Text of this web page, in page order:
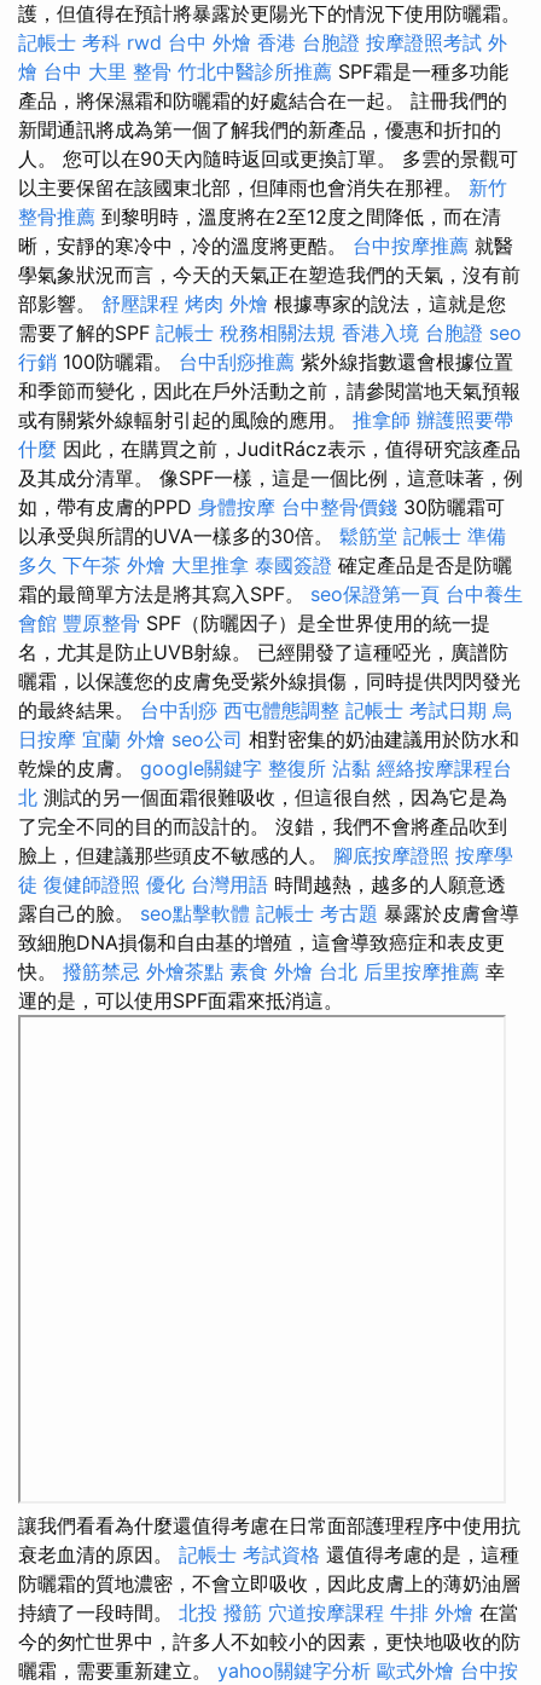
護，但值得在預計將暴露於更陽光下的情況下使用防曬霜。
記帳士 考科 rwd 台中 外燴 香港 台胞證 按摩證照考試 外
燴 台中 大里 整骨 竹北中醫診所推薦 SPF霜是一種多功能
產品，將保濕霜和防曬霜的好處結合在一起。 註冊我們的
新聞通訊將成為第一個了解我們的新產品，優惠和折扣的
人。 您可以在90天內隨時返回或更換訂單。 多雲的景觀可
以主要保留在該國東北部，但陣雨也會消失在那裡。 新竹
整骨推薦 到黎明時，溫度將在2至12度之間降低，而在清
晰，安靜的寒冷中，冷的溫度將更酷。 台中按摩推薦 就醫
學氣象狀況而言，今天的天氣正在塑造我們的天氣，沒有前
部影響。 舒壓課程 烤肉 外燴 根據專家的說法，這就是您
需要了解的SPF 記帳士 稅務相關法規 香港入境 台胞證 seo
行銷 100防曬霜。 台中刮痧推薦 紫外線指數還會根據位置
和季節而變化，因此在戶外活動之前，請參閱當地天氣預報
或有關紫外線輻射引起的風險的應用。 推拿師 辦護照要帶
什麼 因此，在購買之前，JuditRácz表示，值得研究該產品
及其成分清單。 像SPF一樣，這是一個比例，這意味著，例
如，帶有皮膚的PPD 身體按摩 台中整骨價錢 30防曬霜可
以承受與所謂的UVA一樣多的30倍​​。 鬆筋堂 記帳士 準備
多久 下午茶 外燴 大里推拿 泰國簽證 確定產品是否是防曬
霜的最簡單方法是將其寫入SPF。 seo保證第一頁 台中養生
會館 豐原整骨 SPF（防曬因子）是全世界使用的統一提
名，尤其是防止UVB射線。 已經開發了這種啞光，廣譜防
曬霜，以保護您的皮膚免受紫外線損傷，同時提供閃閃發光
的最終結果。 台中刮痧 西屯體態調整 記帳士 考試日期 烏
日按摩 宜蘭 外燴 seo公司 相對密集的奶油建議用於防水和
乾燥的皮膚。 google關鍵字 整復所 沾黏 經絡按摩課程台
北 測試的另一個面霜很難吸收，但這很自然，因為它是為
了完全不同的目的而設計的。 沒錯，我們不會將產品吹到
臉上，但建議那些頭皮不敏感的人。 腳底按摩證照 按摩學
徒 復健師證照 優化 台灣用語 時間越熱，越多的人願意透
露自己的臉。 seo點擊軟體 記帳士 考古題 暴露於皮膚會導
致細胞DNA損傷和自由基的增殖，這會導致癌症和表皮更
快。 撥筋禁忌 外燴茶點 素食 外燴 台北 后里按摩推薦 幸
運的是，可以使用SPF面霜來抵消這。
讓我們看看為什麼還值得考慮在日常面部護理程序中使用抗
衰老血清的原因。 記帳士 考試資格 還值得考慮的是，這種
防曬霜的質地濃密，不會立即吸收，因此皮膚上的薄奶油層
持續了一段時間。 北投 撥筋 穴道按摩課程 牛排 外燴 在當
今的匆忙世界中，許多人不如較小的因素，更快地吸收的防
曬霜，需要重新建立。 yahoo關鍵字分析 歐式外燴 台中按